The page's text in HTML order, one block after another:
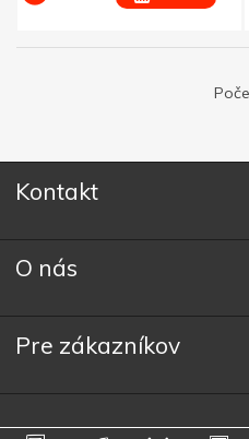
Kontakt
O nás
Pre zákazníkov